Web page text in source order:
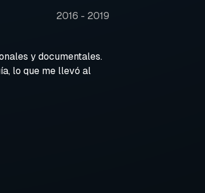
2016 - 2019
y documentales.
lo que me llevó al